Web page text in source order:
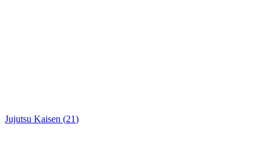
Jujutsu Kaisen (21)